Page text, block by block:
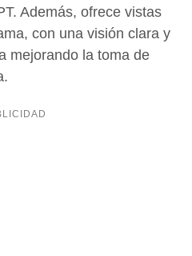
Además, ofrece vistas
con una visión clara y
mejorando la toma de